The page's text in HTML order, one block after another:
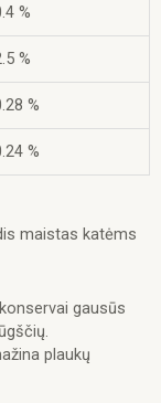
%
%
%
%
maistas katėms
konservai gausūs
plaukų